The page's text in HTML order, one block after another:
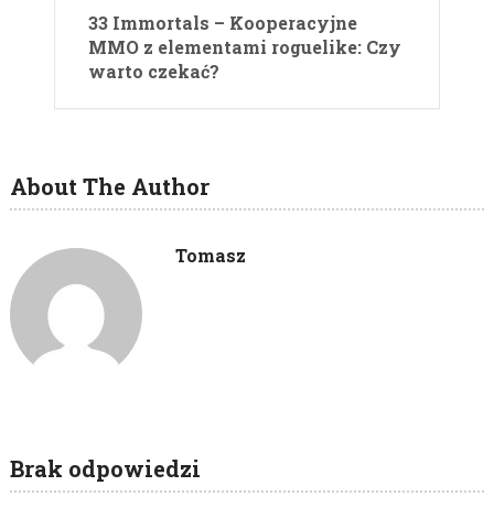
33 Immortals – Kooperacyjne
MMO z elementami roguelike: Czy
warto czekać?
About The Author
Tomasz
Brak odpowiedzi